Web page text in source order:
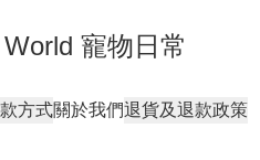
寵物日常
方式關於我們退貨及退款政策